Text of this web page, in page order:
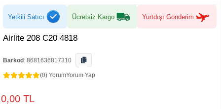
Yetkili Satıcı Ücretsiz Kargo Yurtdışı Gönderim
Airlite 208 C20 4818
Barkod : 8681636817310
(0) YorumYorum Yap
0,00 TL